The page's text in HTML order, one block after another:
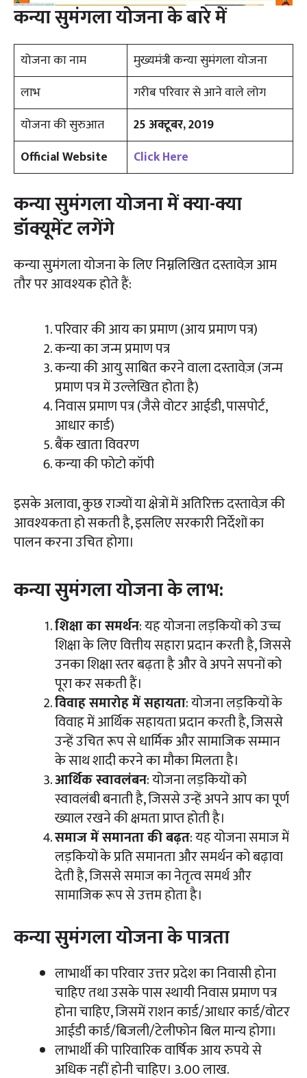
कन्या सुमंगला योजना के बारे में
योजना का नाम
मुख्यमंत्री कन्या सुमंगला योजना
लाभ
गरीब परिवार से आने वाले लोग
योजना की सुरुआत
25 अक्टूबर, 2019
Official Website
Click Here
कन्या सुमंगला योजना में क्या-क्या
डॉक्यूमेंट लगेंगे
कन्या सुमंगला योजना के लिए निम्नलिखित दस्तावेज़ आम
तौर पर आवश्यक होते हैं:
परिवार की आय का प्रमाण (आय प्रमाण पत्र)
कन्या का जन्म प्रमाण पत्र
कन्या की आयु साबित करने वाला दस्तावेज़ (जन्म
प्रमाण पत्र में उल्लेखित होता है)
निवास प्रमाण पत्र (जैसे वोटर आईडी, पासपोर्ट,
आधार कार्ड)
बैंक खाता विवरण
कन्या की फोटो कॉपी
इसके अलावा, कुछ राज्यों या क्षेत्रों में अतिरिक्त दस्तावेज़ की
आवश्यकता हो सकती है, इसलिए सरकारी निर्देशों का
पालन करना उचित होगा।
कन्या सुमंगला योजना के लाभ:
शिक्षा का समर्थन: यह योजना लड़कियों को उच्च
शिक्षा के लिए वित्तीय सहारा प्रदान करती है, जिससे
उनका शिक्षा स्तर बढ़ता है और वे अपने सपनों को
पूरा कर सकती हैं।
विवाह समारोह में सहायता: योजना लड़कियों के
विवाह में आर्थिक सहायता प्रदान करती है, जिससे
उन्हें उचित रूप से धार्मिक और सामाजिक सम्मान
के साथ शादी करने का मौका मिलता है।
आर्थिक स्वावलंबन: योजना लड़कियों को
स्वावलंबी बनाती है, जिससे उन्हें अपने आप का पूर्ण
ख्याल रखने की क्षमता प्राप्त होती है।
समाज में समानता की बढ़त: यह योजना समाज में
लड़कियों के प्रति समानता और समर्थन को बढ़ावा
देती है, जिससे समाज का नेतृत्व समर्थ और
सामाजिक रूप से उत्तम होता है।
कन्या सुमंगला योजना के पात्रता
लाभार्थी का परिवार उत्तर प्रदेश का निवासी होना
चाहिए तथा उसके पास स्थायी निवास प्रमाण पत्र
होना चाहिए, जिसमें राशन कार्ड/आधार कार्ड/वोटर
आईडी कार्ड/बिजली/टेलीफोन बिल मान्य होगा।
लाभार्थी की पारिवारिक वार्षिक आय रुपये से
अधिक नहीं होनी चाहिए। 3.00 लाख.